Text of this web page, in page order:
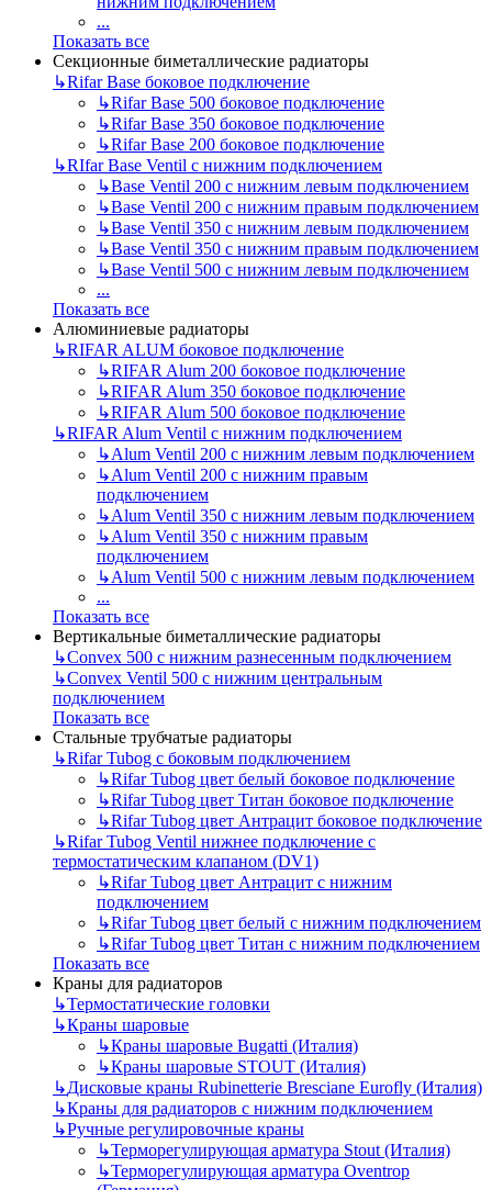
...
Показать все
Секционные биметаллические радиаторы
↳Rifar Base боковое подключение
↳Rifar Base 500 боковое подключение
↳Rifar Base 350 боковое подключение
↳Rifar Base 200 боковое подключение
↳RIfar Base Ventil с нижним подключением
↳Base Ventil 200 с нижним левым подключением
↳Base Ventil 200 с нижним правым подключением
↳Base Ventil 350 с нижним левым подключением
↳Base Ventil 350 с нижним правым подключением
↳Base Ventil 500 с нижним левым подключением
...
Показать все
Алюминиевые радиаторы
↳RIFAR ALUM боковое подключение
↳RIFAR Alum 200 боковое подключение
↳RIFAR Alum 350 боковое подключение
↳RIFAR Alum 500 боковое подключение
↳RIFAR Alum Ventil с нижним подключением
↳Alum Ventil 200 с нижним левым подключением
↳Alum Ventil 200 с нижним правым
подключением
↳Alum Ventil 350 с нижним левым подключением
↳Alum Ventil 350 с нижним правым
подключением
↳Alum Ventil 500 с нижним левым подключением
...
Показать все
Вертикальные биметаллические радиаторы
↳Convex 500 с нижним разнесенным подключением
↳Convex Ventil 500 с нижним центральным
подключением
Показать все
Стальные трубчатые радиаторы
↳Rifar Tubog с боковым подключением
↳Rifar Tubog цвет белый боковое подключение
↳Rifar Tubog цвет Титан боковое подключение
↳Rifar Tubog цвет Антрацит боковое подключение
↳Rifar Tubog Ventil нижнее подключение с
термостатическим клапаном (DV1)
↳Rifar Tubog цвет Антрацит с нижним
подключением
↳Rifar Tubog цвет белый с нижним подключением
↳Rifar Tubog цвет Титан с нижним подключением
Показать все
Краны для радиаторов
↳Термостатические головки
↳Краны шаровые
↳Краны шаровые Bugatti (Италия)
↳Краны шаровые STOUT (Италия)
↳Дисковые краны Rubinetterie Bresciane Eurofly (Италия)
↳Краны для радиаторов с нижним подключением
↳Ручные регулировочные краны
↳Терморегулирующая арматура Stout (Италия)
↳Терморегулирующая арматура Oventrop